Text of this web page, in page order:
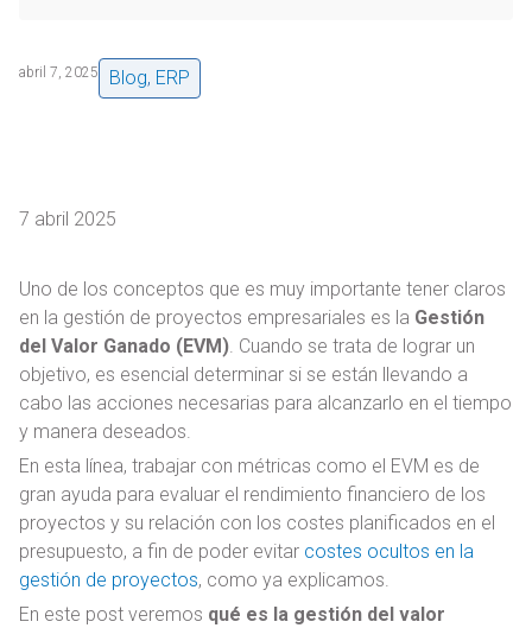
abril 7, 2025 Blog, ERP
7 abril 2025
Uno de los conceptos que es muy importante tener claros
en la gestión de proyectos empresariales es la Gestión
del Valor Ganado (EVM). Cuando se trata de lograr un
objetivo, es esencial determinar si se están llevando a
cabo las acciones necesarias para alcanzarlo en el tiempo
y manera deseados.
En esta línea, trabajar con métricas como el EVM es de
gran ayuda para evaluar el rendimiento financiero de los
proyectos y su relación con los costes planificados en el
presupuesto, a fin de poder evitar costes ocultos en la
gestión de proyectos, como ya explicamos.
En este post veremos qué es la gestión del valor